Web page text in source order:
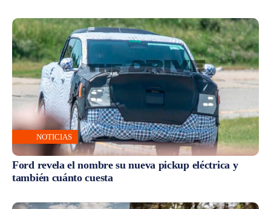
NOTICIAS
Ford revela el nombre su nueva pickup eléctrica y
también cuánto cuesta